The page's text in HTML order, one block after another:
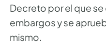
Decreto por el que
embargos y se
mismo.